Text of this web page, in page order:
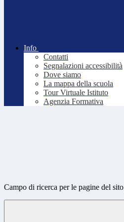
Info
Contatti
Segnalazioni accessibilità
Dove siamo
La mappa della scuola
Tour Virtuale Istituto
Agenzia Formativa
Campo di ricerca per le pagine del sito